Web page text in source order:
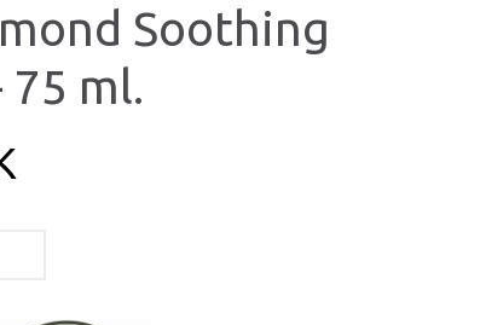
Soothing
75 ml.